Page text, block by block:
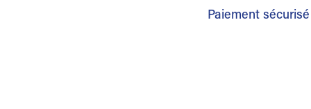
Paiement sécurisé